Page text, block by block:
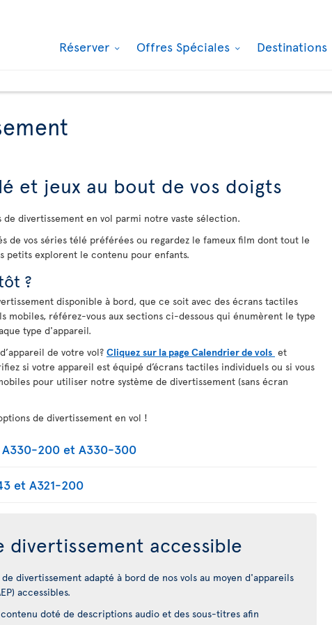
Réserver Offres Spéciales Destinations
et jeux au bout de vos doigts
divertissement en vol parmi notre vaste sélection.
de vos séries télé préférées ou regardez le fameux film dont tout le
petits explorent le contenu pour enfants.
?
disponible à bord, que ce soit avec des écrans tactiles
mobiles, référez-vous aux sections ci-dessous qui énumèrent le type
type d'appareil.
de votre vol? Cliquez sur la page Calendrier de vols et
si votre appareil est équipé d’écrans tactiles individuels ou si vous
pour utiliser notre système de divertissement (sans écran
de divertissement en vol !
A330-200 et A330-300
et A321-200
divertissement accessible
divertissement adapté à bord de nos vols au moyen d'appareils
accessibles.
doté de descriptions audio et des sous-titres afin